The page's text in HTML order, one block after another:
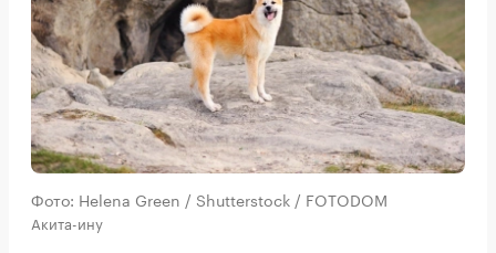
Фото: Helena Green / Shutterstock / FOTODOM
Акита-ину